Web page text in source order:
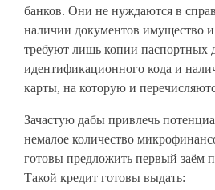
банков. Они не нуждаются в
наличии документов имущество
требуют лишь копии паспортных
идентификационного кода и
карты, на которую и
Зачастую дабы привлечь
немалое количество
готовы предложить первый заём
Такой кредит готовы выдать: